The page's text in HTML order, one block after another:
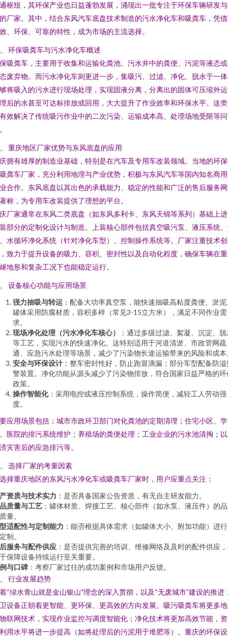
枢纽，其环保产业也日益蓬勃发展，涌现出一批专注于环保车辆研发
厂家。其中，结合东风汽车底盘技术制造的污水净化车和吸粪车，凭
、环保、可靠的特性，成为市场的主流选择。
环保吸粪车与污水净化车概述
吸粪车，主要用于收集和运输化粪池、污水井中的粪便、污泥等液态
废弃物。而污水净化车则更进一步，集吸污、过滤、净化、脱水于一
将吸入的污水进行现场处理，实现固液分离，分离出的固体可压缩外
后的水甚至可达标排放或回用，大大提升了作业效率和环保水平。这
效解决了传统吸污作业中的二次污染、运输成本高、处理场地受限等问
重庆地区厂家优势与东风底盘的应用
拥有雄厚的制造业基础，特别是在汽车及专用车改装领域。当地的环
粪车厂家，充分利用地理与产业优势，积极与东风汽车等国内知名商
合作。东风底盘以其出色的承载能力、稳定的性能和广泛的售后服务
称，为专用车改装提供了理想的平台。
厂家通常在东风二类底盘（如东风多利卡、东风天锦等系列）基础上
部分的定制化设计与制造。上装核心部件包括真空吸污泵、液压系统
水循环净化系统（针对净化车型）、控制操作系统等。厂家注重技术创
致力于提升设备的吸力、容积、密封性以及自动化程度，确保车辆在
地形和复杂工况下也能稳定运行。
设备核心功能与应用场景
强力抽吸与转运 ：配备大功率真空泵，能快速抽吸高粘度粪便、淤泥
罐体采用防腐材质，容积多样（常见3-15立方米），满足不同作业需
求。
现场净化处理（污水净化车核心）
：通过多级过滤、絮凝、沉淀、
等工艺，实现污水的快速净化。这特别适用于河道清淤、市政管网疏
通、应急污水处理等场景，减少了污染物长途运输带来的风险和成本
安全与环保设计 ：整车密封性好，防止跑冒滴漏；部分车型配备防溢
警装置。净化功能从源头减少了污染物排放，符合国家日益严格的环
政策。
操作智能化：采用电控或液压控制系统，操作简便，减轻工人劳动强
度。
应用场景包括：城市市政环卫部门对化粪池的定期清理；住宅小区、学
医院的排污系统维护；养殖场的粪便处理；工业企业的污水池清掏；
灾害后的应急排污等。
选择厂家的考量因素
择重庆地区的东风污水净化车或吸粪车厂家时，用户应重点关注：
资质与技术实力 ：是否具备国家公告资质，有无自主研发能力。
质量与工艺 ：罐体材质、焊接工艺、核心部件（如水泵、液压件）的
量。
适配性与定制能力 ：能否根据具体需求（如罐体大小、附加功能）进
制。
服务与配件供应 ：是否提供完善的培训、维修网络及及时的配件供应
保障设备持续运行至关重要。
与口碑 ：考察厂家过往的成功案例和市场用户反馈。
行业发展趋势
“绿水青山就是金山银山”理念的深入贯彻，以及“无废城市”建设的推进
设备正朝着更智能、更环保、更高效的方向发展。吸污吸粪车将更多
联网技术，实现作业监控与调度智能化；净化技术将更加高效节能，
用水平将进一步提高（如将处理后的污泥用于堆肥等）。重庆的环保